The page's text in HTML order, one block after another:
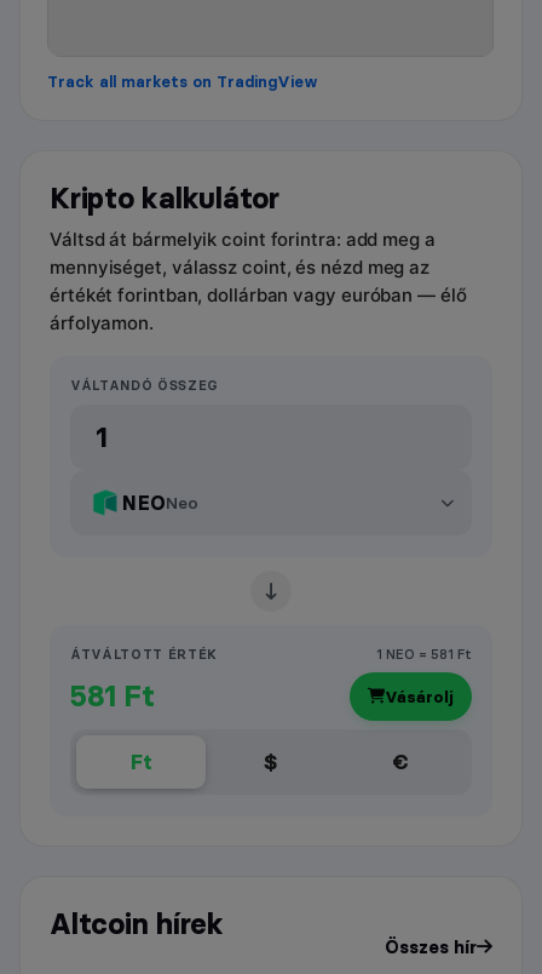
Track all markets on TradingView
Kripto kalkulátor
Váltsd át bármelyik coint forintra: add meg a
mennyiséget, válassz coint, és nézd meg az
értékét forintban, dollárban vagy euróban — élő
árfolyamon.
VÁLTANDÓ ÖSSZEG
NEONeo
ÁTVÁLTOTT ÉRTÉK 1 NEO = 581 Ft
581 Ft Vásárolj
Ft $ €
Altcoin hírek
Összes hír